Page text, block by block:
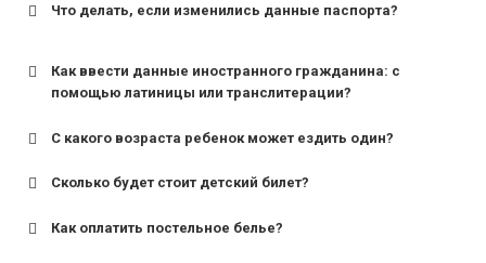
Что делать, если изменились данные паспорта?
Как ввести данные иностранного гражданина: с
помощью латиницы или транслитерации?
С какого возраста ребенок может ездить один?
для поездов дальнего следования — от 10 лет и
Сколько будет стоит детский билет?
Как оплатить постельное белье?